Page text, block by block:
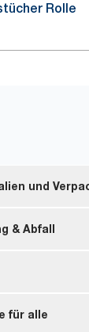
Rolle
und
mit
mit
& Abfall
können
weniger
haben wir
für alle